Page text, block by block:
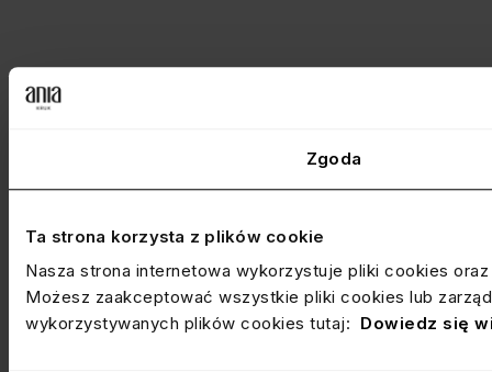
Zgoda
Ta strona korzysta z plików cookie
Nasza strona internetowa wykorzystuje pliki cookies
Możesz zaakceptować wszystkie pliki cookies lub
wykorzystywanych plików cookies tutaj: Dowiedz się